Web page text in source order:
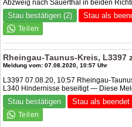
Abzweig nach Sauerthal in beiden
Stau bestätigen (2) Stau als
Rheingau-Taunus-Kreis,
Meldung vom: 07.08.2020, 10:57 Uhr
L3397 07.08.20, 10:57 Rheingau-
L340 Hindernisse beseitigt — Diese
Stau bestätigen Stau als beendet